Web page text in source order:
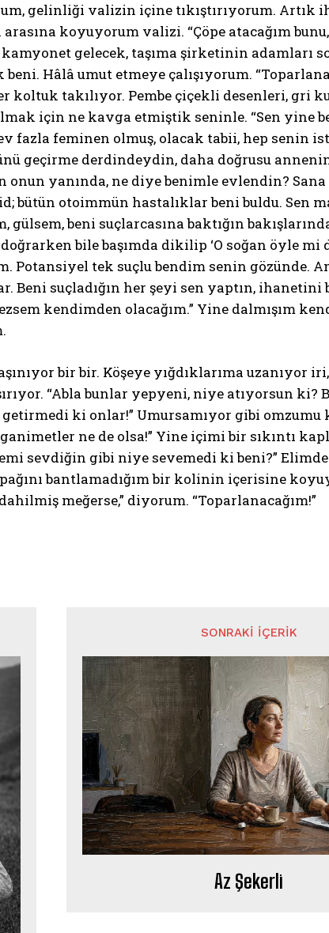
gelinliği valizin içine tıkıştırıyorum. Artık
arasına koyuyorum valizi. “Çöpe atacağım
gelecek, taşıma şirketinin adamları
beni. Hâlâ umut etmeye çalışıyorum.
koltuk takılıyor. Pembe çiçekli desenleri, gri
için ne kavga etmiştik seninle. “Sen yine
fazla feminen olmuş, olacak tabii, hep senin
geçirme derdindeydin, daha doğrusu
onun yanında, ne diye benimle evlendin?
bütün otoimmün hastalıklar beni buldu. Sen
gülsem, beni suçlarcasına baktığın
bile başımda dikilip ‘O soğan öyle mi
Potansiyel tek suçlu bendim senin gözünde.
Beni suçladığın her şeyi sen yaptın,
kendimden olacağım.” Yine dalmışım
bir bir. Köşeye yığdıklarıma uzanıyor
“Abla bunlar yepyeni, niye atıyorsun ki?
ki onlar!” Umursamıyor gibi omzumu
ne de olsa!” Yine içimi bir sıkıntı
sevdiğin gibi niye sevemedi ki beni?”
bantlamadığım bir kolinin içerisine
meğerse,” diyorum. “Toparlanacağım!”
SONRAKI İÇERIK
Az Şekerli